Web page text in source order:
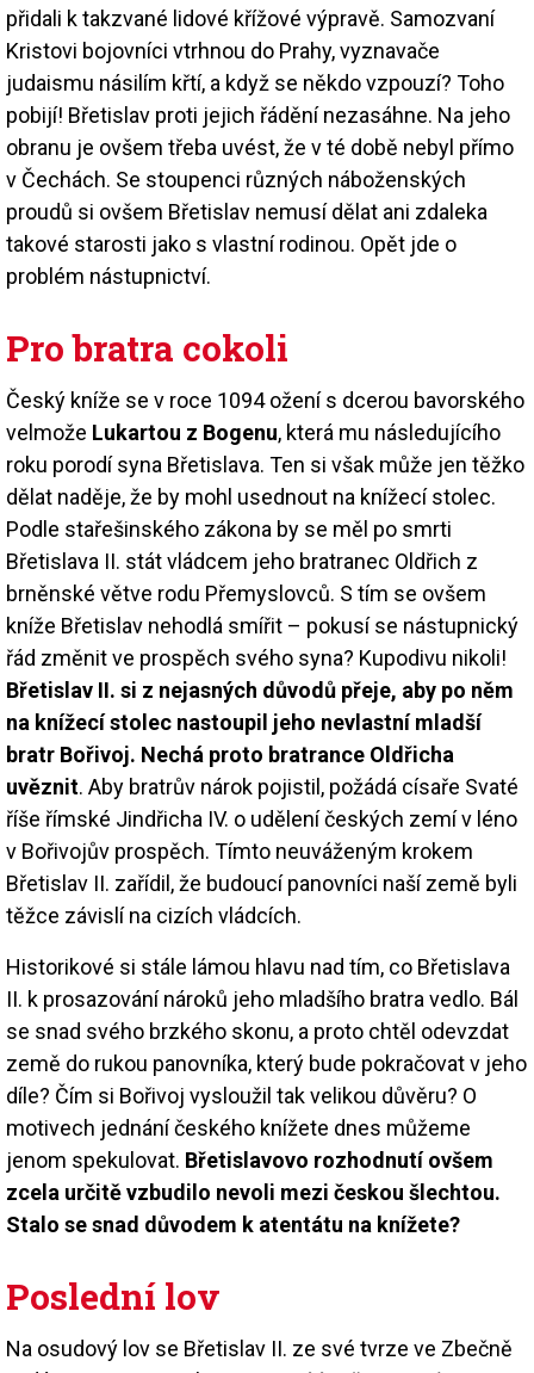
přidali k takzvané lidové křížové výpravě. Samozvaní
Kristovi bojovníci vtrhnou do Prahy, vyznavače
judaismu násilím křtí, a když se někdo vzpouzí? Toho
pobijí! Břetislav proti jejich řádění nezasáhne. Na jeho
obranu je ovšem třeba uvést, že v té době nebyl přímo
v Čechách. Se stoupenci různých náboženských
proudů si ovšem Břetislav nemusí dělat ani zdaleka
takové starosti jako s vlastní rodinou. Opět jde o
problém nástupnictví.
Pro bratra cokoli
Český kníže se v roce 1094 ožení s dcerou bavorského
velmože Lukartou z Bogenu, která mu následujícího
roku porodí syna Břetislava. Ten si však může jen těžko
dělat naděje, že by mohl usednout na knížecí stolec.
Podle stařešinského zákona by se měl po smrti
Břetislava II. stát vládcem jeho bratranec Oldřich z
brněnské větve rodu Přemyslovců. S tím se ovšem
kníže Břetislav nehodlá smířit – pokusí se nástupnický
řád změnit ve prospěch svého syna? Kupodivu nikoli!
Břetislav II. si z nejasných důvodů přeje, aby po něm
na knížecí stolec nastoupil jeho nevlastní mladší
bratr Bořivoj. Nechá proto bratrance Oldřicha
uvěznit. Aby bratrův nárok pojistil, požádá císaře Svaté
říše římské Jindřicha IV. o udělení českých zemí v léno
v Bořivojův prospěch. Tímto neuváženým krokem
Břetislav II. zařídil, že budoucí panovníci naší země byli
těžce závislí na cizích vládcích.
Historikové si stále lámou hlavu nad tím, co Břetislava
II. k prosazování nároků jeho mladšího bratra vedlo. Bál
se snad svého brzkého skonu, a proto chtěl odevzdat
země do rukou panovníka, který bude pokračovat v jeho
díle? Čím si Bořivoj vysloužil tak velikou důvěru? O
motivech jednání českého knížete dnes můžeme
jenom spekulovat. Břetislavovo rozhodnutí ovšem
zcela určitě vzbudilo nevoli mezi českou šlechtou.
Stalo se snad důvodem k atentátu na knížete?
Poslední lov
Na osudový lov se Břetislav II. ze své tvrze ve Zbečně